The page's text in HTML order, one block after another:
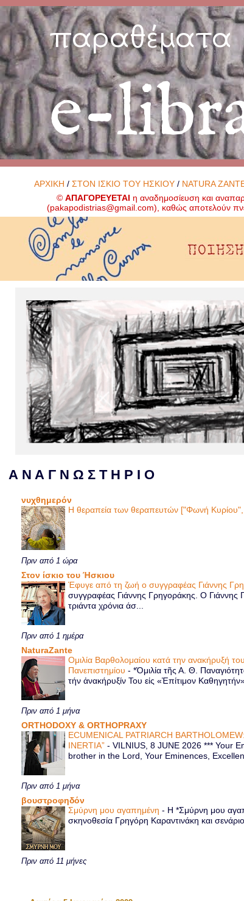
παραθέματα
e-
ΑΡΧΙΚΗ /ΣΤΟΝ ΙΣΚΙΟ ΤΟΥ ΗΣΚΙΟΥ / NATURA
©ΑΠΑΓΟΡΕΥΕΤΑΙ η αναδημοσίευση και
(pakapodistrias@gmail.com), καθώς αποτελούν
Α Ν Α Γ Ν Ω Σ Τ Η Ρ Ι Ο
νυχθημερόν
Η θεραπεία των θεραπευτών ["Φωνή
Πριν από 1 ώρα
Στον ίσκιο του Ήσκιου
Έφυγε από τη ζωή ο συγγραφέας Γιάννης
συγγραφέας Γιάννης Γρηγοράκης. Ο Γιάννης
τριάντα χρόνια άσ...
Πριν από 1 ημέρα
NaturaZante
Ομιλία Βαρθολομαίου κατά την ανακήρυξή
Πανεπιστημίου-*Ὁμιλία τῆς Α. Θ.
τήν ἀνακήρυξίν Του εἰς «Ἐπίτιμον
Πριν από 1 μήνα
ORTHODOXY & ORTHOPRAXY
ECUMENICAL PATRIARCH
INERTIA”-VILNIUS, 8 JUNE 2026 *** Your
brother in the Lord, Your Eminences,
Πριν από 1 μήνα
βουστροφηδόν
Σμύρνη μου αγαπημένη- Η *Σμύρνη μου
σκηνοθεσία Γρηγόρη Καραντινάκη και
Πριν από 11 μήνες